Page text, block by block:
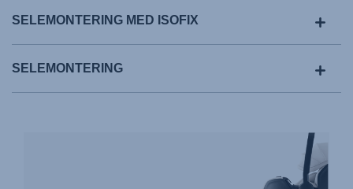
SELEMONTERING MED ISOFIX
SELEMONTERING